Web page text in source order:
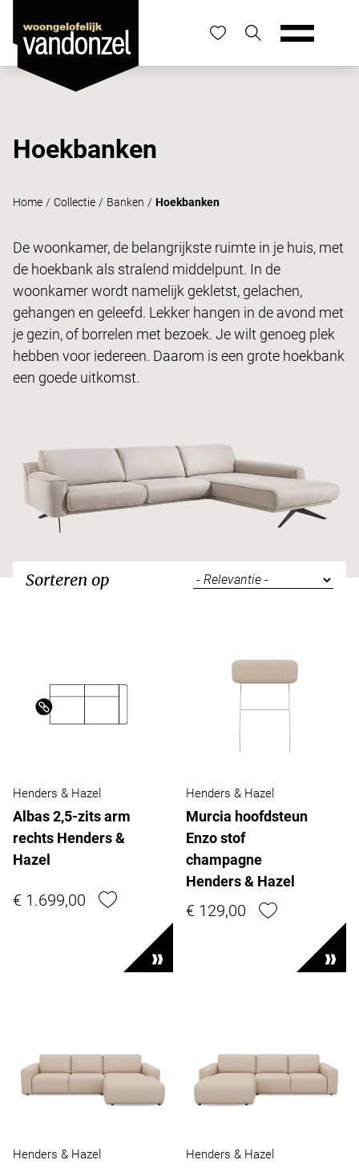
Hoekbanken
Home / Collectie / Banken / Hoekbanken
De woonkamer, de belangrijkste ruimte in je huis, met
de hoekbank als stralend middelpunt. In de
woonkamer wordt namelijk gekletst, gelachen,
gehangen en geleefd. Lekker hangen in de avond met
je gezin, of borrelen met bezoek. Je wilt genoeg plek
hebben voor iedereen. Daarom is een grote hoekbank
een goede uitkomst.
Sorteren op
Henders & Hazel
Albas 2,5-zits arm
rechts Henders &
Hazel
€ 1.699,00
Henders & Hazel
Murcia hoofdsteun
Enzo stof
champagne
Henders & Hazel
€ 129,00
Henders & Hazel Henders & Hazel